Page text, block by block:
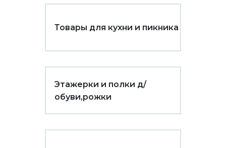
Товары для кухни и пикника
Этажерки и полки д/
обуви,рожки